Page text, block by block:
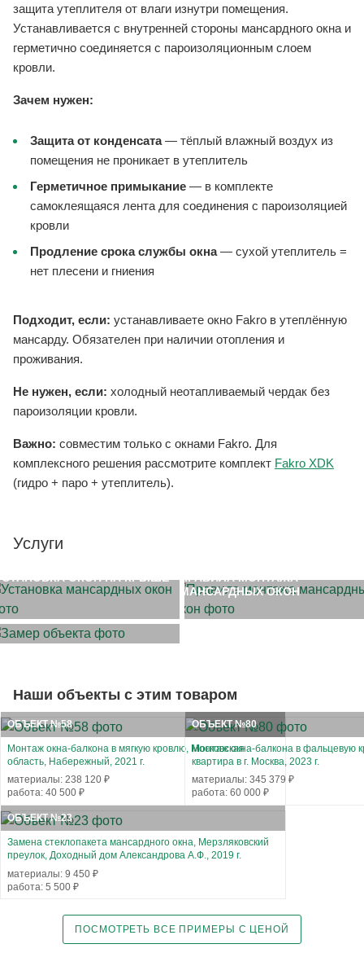
защита утеплителя от влаги изнутри помещения.
Устанавливается с внутренней стороны мансардного окна и
герметично соединяется с пароизоляционным слоем
кровли.
Зачем нужен:
Защита от конденсата— тёплый влажный воздух из
помещения не проникает в утеплитель
Герметичное примыкание — в комплекте
самоклеящаяся лента для соединения с пароизоляцией
кровли
Продление срока службы окна— сухой утеплитель =
нет плесени и гниения
Подходит, если: устанавливаете окно Fakro в утеплённую
мансарду. Обязателен при наличии отопления и
проживания.
Не нужен, если: холодный неотапливаемый чердак без
пароизоляции кровли.
Важно: совместим только с окнами Fakro. Для
комплексного решения рассмотрите комплект Fakro XDK
(гидро + паро + утеплитель).
Услуги
ОКОН НА КРЫШЕ
ПРАВИЛА МОНТАЖА
МАНСАРДНЫХ ОКОН
Наши объекты с этим товаром
ОБЪЕКТ №58
Монтаж окна-балкона в мягкую кровлю, Московская
область, Набережный, 2021 г.
материалы: 238 120 ₽
работа: 40 500 ₽
ОБЪЕКТ №80
Монтаж окна-балкона в фальцевую
квартира в г. Москва, 2023 г.
материалы: 345 379 ₽
работа: 60 000 ₽
ОБЪЕКТ №23
Замена стеклопакета мансардного окна, Мерзляковский
преулок, Доходный дом Александрова А.Ф., 2019 г.
материалы: 9 450 ₽
работа: 5 500 ₽
ПОСМОТРЕТЬ ВСЕ ПРИМЕРЫ С ЦЕНОЙ